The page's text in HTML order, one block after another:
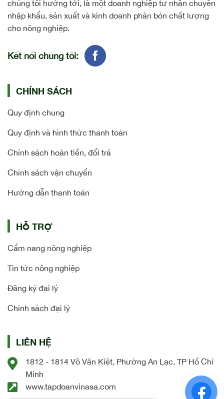
chúng tôi hướng tới, là một doanh nghiệp tư nhân chuyên
nhập khẩu, sản xuất và kinh doanh phân bón chất lượng
cho nông nghiệp.
Kết nối chúng tôi:
CHÍNH SÁCH
Quy định chung
Quy định và hình thức thanh toán
Chính sách hoàn tiền, đổi trả
Chính sách vận chuyển
Hướng dẫn thanh toán
HỖ TRỢ
Cẩm nang nông nghiệp
Tin tức nông nghiệp
Đăng ký đại lý
Chính sách đại lý
LIÊN HỆ
1812 - 1814 Võ Văn Kiệt, Phường An Lạc, TP Hồ Chí
Minh
www.tapdoanvinasa.com